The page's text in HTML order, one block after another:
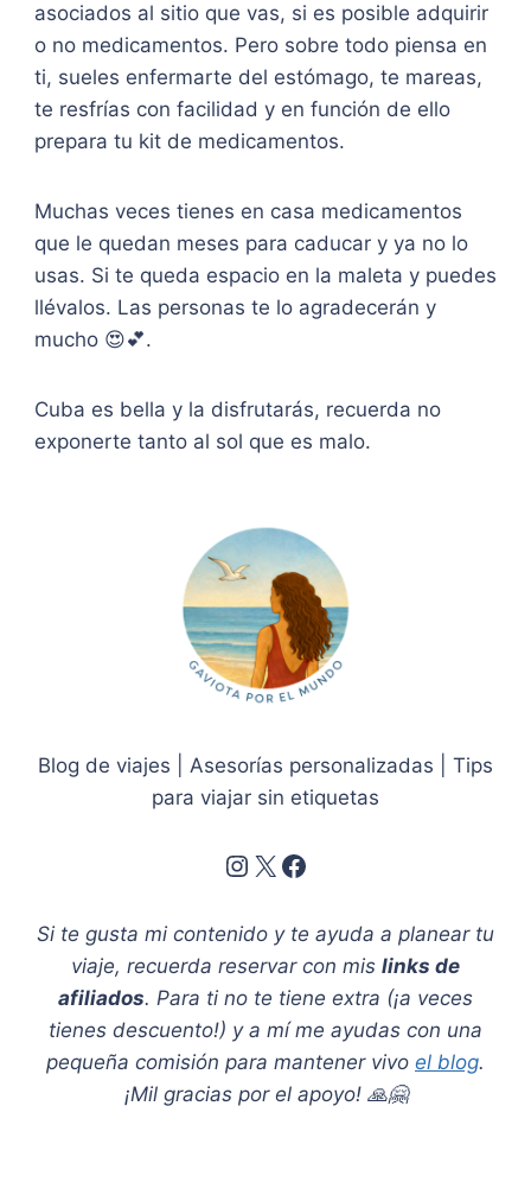
asociados al sitio que vas, si es posible adquirir
o no medicamentos. Pero sobre todo piensa en
ti, sueles enfermarte del estómago, te mareas,
te resfrías con facilidad y en función de ello
prepara tu kit de medicamentos.
Muchas veces tienes en casa medicamentos
que le quedan meses para caducar y ya no lo
usas. Si te queda espacio en la maleta y puedes
llévalos. Las personas te lo agradecerán y
mucho 😍💕.
Cuba es bella y la disfrutarás, recuerda no
exponerte tanto al sol que es malo.
Blog de viajes | Asesorías personalizadas | Tips
para viajar sin etiquetas
Instagram X Facebook
Si te gusta mi contenido y te ayuda a planear tu
viaje, recuerda reservar con mis links de
afiliados. Para ti no te tiene extra (¡a veces
tienes descuento!) y a mí me ayudas con una
pequeña comisión para mantener vivo el blog.
¡Mil gracias por el apoyo! 🙏🤗